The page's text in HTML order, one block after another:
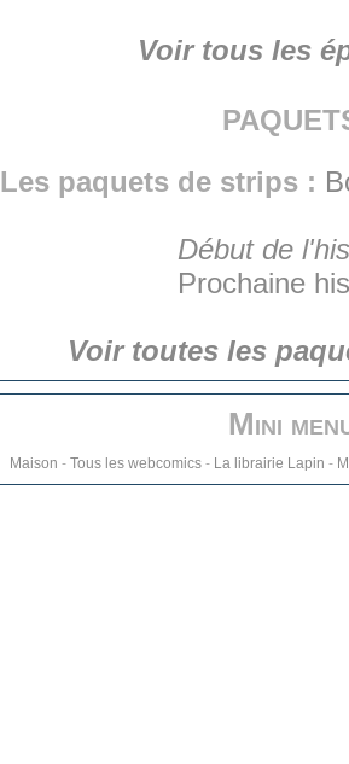
Voir tous les
Les paquets de strips :
Début de
Prochaine
Voir toutes les
Mini
Maison - Tous les webcomics- La librairie Lapin -